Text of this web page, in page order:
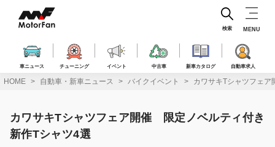
ス
車ニュース チューニング イベント 中古車 新車カタログ 自動車求人
検索 MENU
HOME 自動車・新車ニュース バイクイベント カワサキTシャツフェ
カワサキTシャツフェア開催 限定ノベルティ付き
新作Tシャツ4選